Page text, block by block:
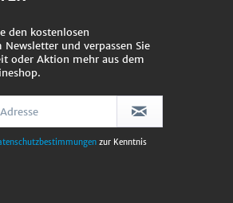
den kostenlosen
Newsletter und verpassen Sie
oder Aktion mehr aus dem
zur Kenntnis